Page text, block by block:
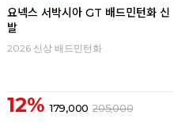
요넥스 서박시아 GT 배드민턴화 신
발
2026 신상 배드민턴화
12% 179,000 205,000